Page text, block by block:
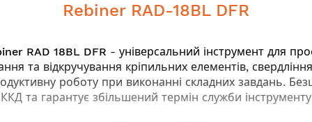
Rebiner RAD-18BL DFR
RAD 18BL DFR - універсальний інструмент для
та відкручування кріпильних елементів,
роботу при виконанні складних завдань.
та гарантує збільшений термін служби